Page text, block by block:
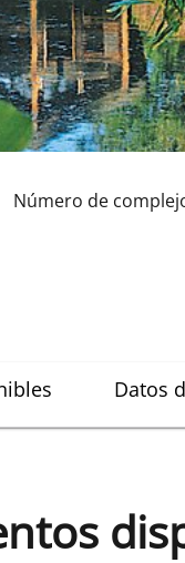
Número de
Datos